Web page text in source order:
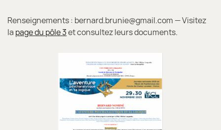
Renseignements : bernard.brunie@gmail.com — Visitez
la page du pôle 3et consultez leurs documents.